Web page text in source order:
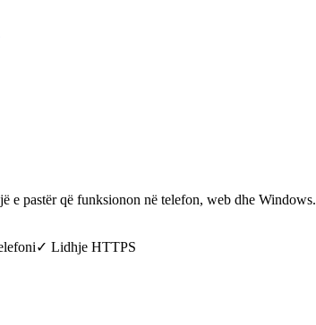
e pastër që funksionon në telefon, web dhe Windows.
✓ Lidhje HTTPS